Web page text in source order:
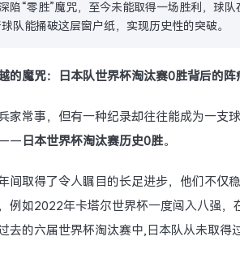
陷“零胜”魔咒，至今未能取得一场胜利，球
队能捅破这层窗户纸，实现历史性的突破。
的魔咒：日本队世界杯淘汰赛0胜背后的
家常事，但有一种纪录却往往能成为一支
—— 日本世界杯淘汰赛历史0胜。
间取得了令人瞩目的长足进步，他们不仅
例如2022年卡塔尔世界杯一度闯入八强，
去的六届世界杯淘汰赛中,日本队从未取得